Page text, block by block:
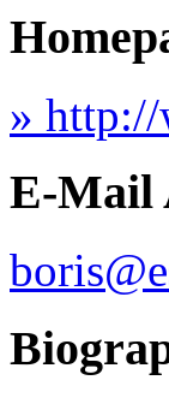
» http://
E-Mail